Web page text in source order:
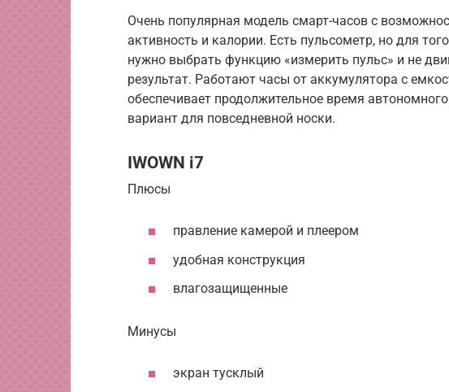
Очень популярная модель смарт-часов с
активность и калории. Есть пульсометр, но для
нужно выбрать функцию «измерить пульс» и не
результат. Работают часы от аккумулятора с
обеспечивает продолжительное время
вариант для повседневной носки.
IWOWN i7
Плюсы
правление камерой и плеером
удобная конструкция
влагозащищенные
Минусы
экран тусклый